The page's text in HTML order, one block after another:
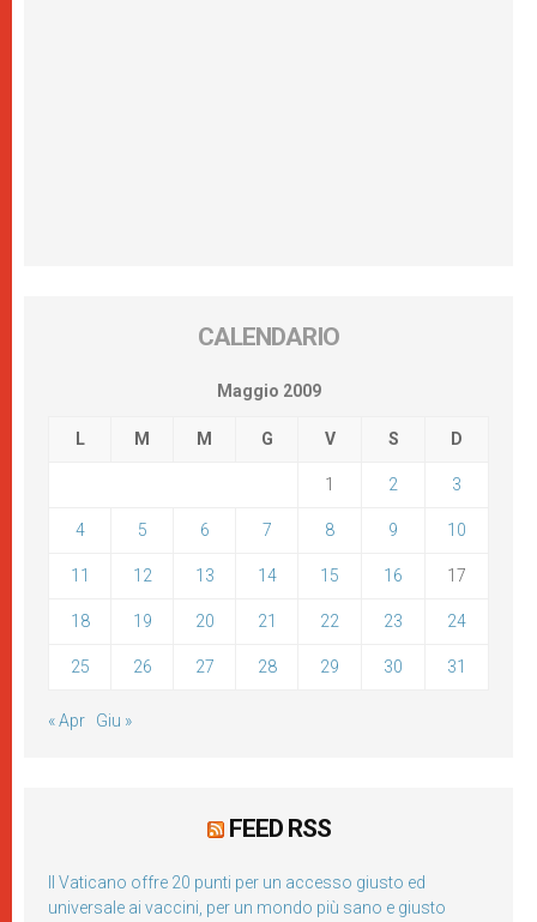
CALENDARIO
Maggio 2009
L M M G V S D
1 2 3
4 5 6 7 8 9 10
11 12 13 14 15 16 17
18 19 20 21 22 23 24
25 26 27 28 29 30 31
« Apr Giu »
FEED RSS
Il Vaticano offre 20 punti per un accesso giusto ed
universale ai vaccini, per un mondo più sano e giusto